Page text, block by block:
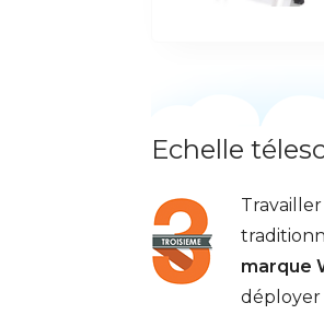
Echelle
marque
déployer